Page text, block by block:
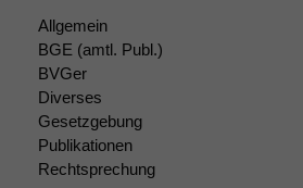
Allgemein
BGE (amtl. Publ.)
BVGer
Diverses
Gesetzgebung
Publikationen
Rechtsprechung